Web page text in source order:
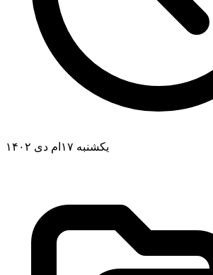
یکشنبه ۱۷ام دی ۱۴۰۲